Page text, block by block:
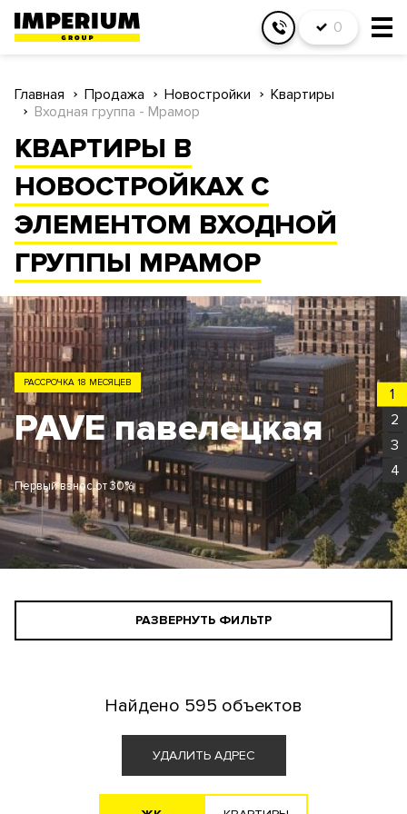
0
Главная Продажа Новостройки
Квартиры
Входная группа - Мрамор
КВАРТИРЫ В
НОВОСТРОЙКАХ С
ЭЛЕМЕНТОМ ВХОДНОЙ
ГРУППЫ МРАМОР
1
2
3
4
ЗАО
Родина Парк
Первый взнос от 30%
РАЗВЕРНУТЬ ФИЛЬТР
Найдено 595 объектов
УДАЛИТЬ АДРЕС